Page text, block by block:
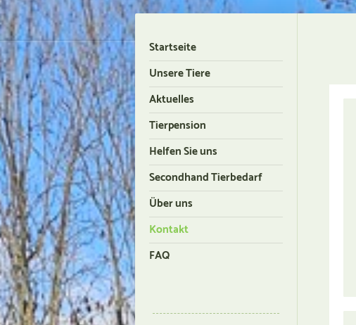
Startseite
Unsere Tiere
Aktuelles
Tierpension
Helfen Sie uns
Secondhand Tierbedarf
Über uns
Kontakt
FAQ